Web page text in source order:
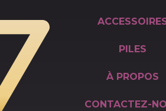
PILES
À PROPOS
CONTACTEZ-